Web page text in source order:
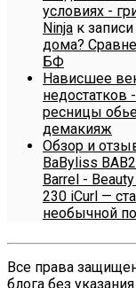
условиях -
Ninja к записи
дома?
БФ
Нависшее
недостатков
ресницы
демакияж
Обзор и
BaByliss
Barrel -
230 iCurl —
необычной
Все права
блога без